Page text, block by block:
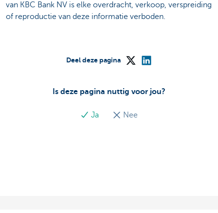
van KBC Bank NV is elke overdracht, verkoop, verspreiding
of reproductie van deze informatie verboden.
Is deze pagina nuttig voor jou?
Ja Nee
Deel deze pagina